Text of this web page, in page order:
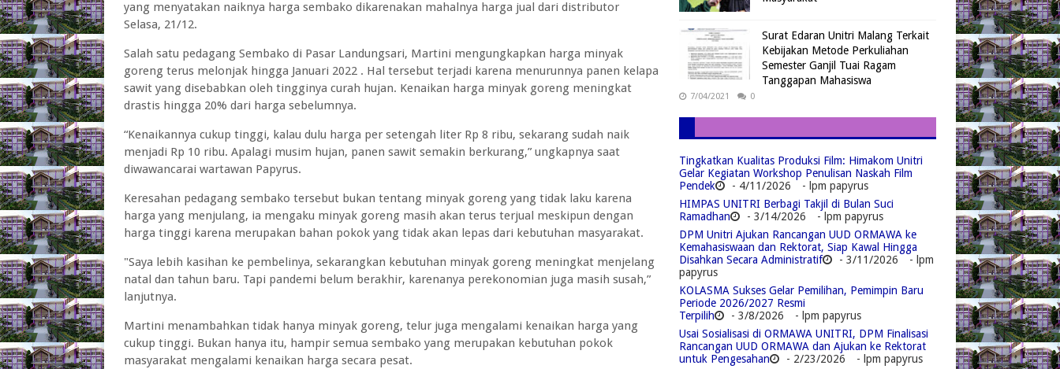
yang menyatakan naiknya harga sembako dikarenakan mahalnya harga jual dari distributor
Selasa, 21/12.
Salah satu pedagang Sembako di Pasar Landungsari, Martini mengungkapkan harga minyak
goreng terus melonjak hingga Januari 2022 . Hal tersebut terjadi karena menurunnya panen kelapa
sawit yang disebabkan oleh tingginya curah hujan. Kenaikan harga minyak goreng meningkat
drastis hingga 20% dari harga sebelumnya.
“Kenaikannya cukup tinggi, kalau dulu harga per setengah liter Rp 8 ribu, sekarang sudah naik
menjadi Rp 10 ribu. Apalagi musim hujan, panen sawit semakin berkurang,” ungkapnya saat
diwawancarai wartawan Papyrus.
Keresahan pedagang sembako tersebut bukan tentang minyak goreng yang tidak laku karena
harga yang menjulang, ia mengaku minyak goreng masih akan terus terjual meskipun dengan
harga tinggi karena merupakan bahan pokok yang tidak akan lepas dari kebutuhan masyarakat.
"Saya lebih kasihan ke pembelinya, sekarangkan kebutuhan minyak goreng meningkat menjelang
natal dan tahun baru. Tapi pandemi belum berakhir, karenanya perekonomian juga masih susah,”
lanjutnya.
Martini menambahkan tidak hanya minyak goreng, telur juga mengalami kenaikan harga yang
cukup tinggi. Bukan hanya itu, hampir semua sembako yang merupakan kebutuhan pokok
masyarakat mengalami kenaikan harga secara pesat.
Surat Edaran Unitri Malang Terkait
Kebijakan Metode Perkuliahan
Semester Ganjil Tuai Ragam
Tanggapan Mahasiswa
7/04/2021 0
Tingkatkan Kualitas Produksi Film: Himakom Unitri
Gelar Kegiatan Workshop Penulisan Naskah Film
Pendek
- 4/11/2026
- lpm papyrus
HIMPAS UNITRI Berbagi Takjil di Bulan Suci
Ramadhan
- 3/14/2026
- lpm papyrus
DPM Unitri Ajukan Rancangan UUD ORMAWA ke
Kemahasiswaan dan Rektorat, Siap Kawal Hingga
Disahkan Secara Administratif
- 3/11/2026
- lpm
papyrus
KOLASMA Sukses Gelar Pemilihan, Pemimpin Baru
Periode 2026/2027 Resmi
Terpilih
- 3/8/2026
- lpm papyrus
Usai Sosialisasi di ORMAWA UNITRI, DPM Finalisasi
Rancangan UUD ORMAWA dan Ajukan ke Rektorat
untuk Pengesahan
- 2/23/2026 - lpm papyrus